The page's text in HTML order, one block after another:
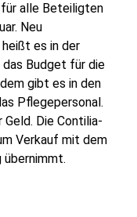
für alle Beteiligten
Neu
es in der
das Budget für die
gibt es in den
Pflegepersonal.
Die Contilia-
Verkauf mit dem